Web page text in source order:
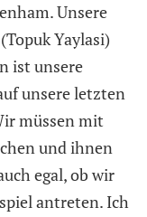
Unsere
Yaylasi)
ist unsere
unsere letzten
müssen mit
und ihnen
egal, ob wir
antreten. Ich